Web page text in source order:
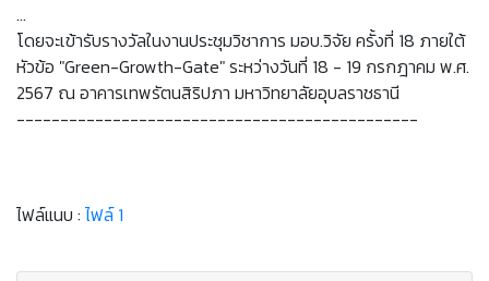
…
โดยจะเข้ารับรางวัลในงานประชุมวิชาการ มอบ.วิจัย ครั้งที่ 18 ภายใต้
หัวข้อ "Green-Growth-Gate" ระหว่างวันที่ 18 - 19 กรกฎาคม พ.ศ.
2567 ณ อาคารเทพรัตนสิริปภา มหาวิทยาลัยอุบลราชธานี
----------------------------------------------
ไฟล์แนบ : ไฟล์ 1